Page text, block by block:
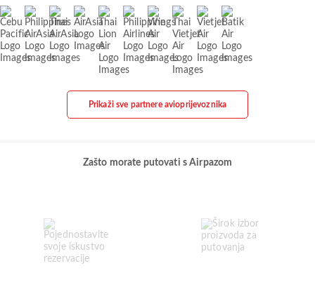
Prikaži sve partnere avioprijevoznika
Zašto morate putovati s Airpazom